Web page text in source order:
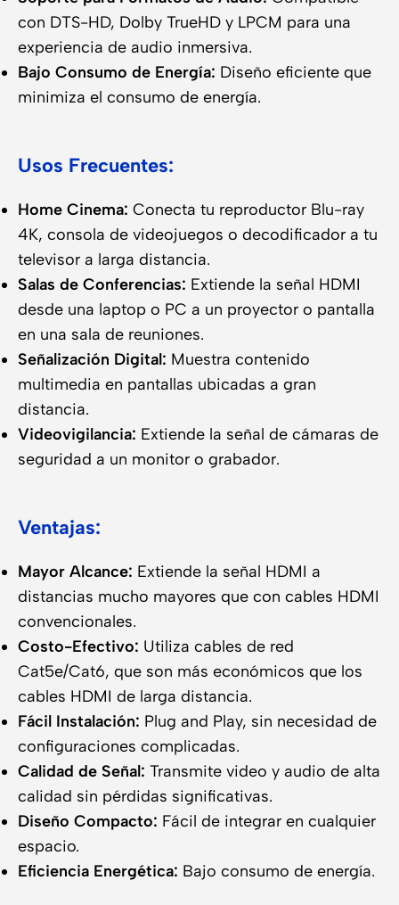
con DTS-HD, Dolby TrueHD y LPCM para una
experiencia de audio inmersiva.
Bajo Consumo de Energía: Diseño eficiente que
minimiza el consumo de energía.
Usos Frecuentes:
Home Cinema: Conecta tu reproductor Blu-ray
4K, consola de videojuegos o decodificador a tu
televisor a larga distancia.
Salas de Conferencias: Extiende la señal HDMI
desde una laptop o PC a un proyector o pantalla
en una sala de reuniones.
Señalización Digital: Muestra contenido
multimedia en pantallas ubicadas a gran
distancia.
Videovigilancia: Extiende la señal de cámaras de
seguridad a un monitor o grabador.
Ventajas:
Mayor Alcance: Extiende la señal HDMI a
distancias mucho mayores que con cables HDMI
convencionales.
Costo-Efectivo: Utiliza cables de red
Cat5e/Cat6, que son más económicos que los
cables HDMI de larga distancia.
Fácil Instalación: Plug and Play, sin necesidad de
configuraciones complicadas.
Calidad de Señal: Transmite video y audio de alta
calidad sin pérdidas significativas.
Diseño Compacto: Fácil de integrar en cualquier
espacio.
Eficiencia Energética: Bajo consumo de energía.